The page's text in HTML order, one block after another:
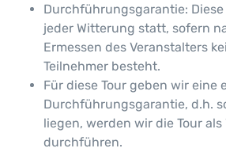
Durchführungsgarantie: Diese
jeder Witterung statt, sofern
Ermessen des Veranstalters
Teilnehmer besteht.
Für diese Tour geben wir eine
Durchführungsgarantie, d.h.
liegen, werden wir die Tour als
durchführen.